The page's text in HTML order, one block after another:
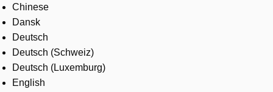
Industries
Services
About us
Where to buy
Contact us
Careers
Chinese
Dansk
Deutsch
Deutsch (Schweiz)
Deutsch (Luxemburg)
English